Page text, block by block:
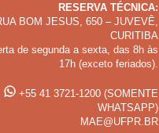
RESERVA TÉCNICA:
BOM JESUS, 650 – JUVEVÊ,
CURITIBA
de segunda a sexta, das 8h às
17h (exceto feriados).
+55 41 3721-1200 (SOMENTE
WHATSAPP)
MAE@UFPR.BR